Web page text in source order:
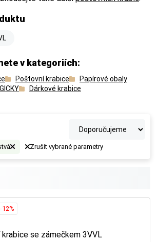
v kategoriích:
Poštovní krabice
Papírové obaly
Dárkové krabice
Zrušit vybrané parametry
12%
se zámečkem 3VVL